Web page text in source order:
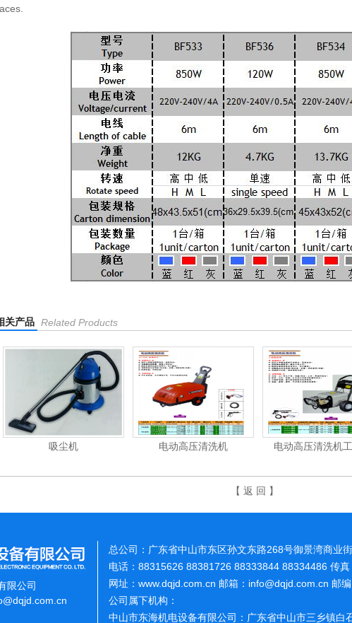
关产品 Related Products
吸尘机 电动高压清洗机 电动高压清洗机
【 返 回 】
限公司
总公司：广东省中山市东区孙文东路268号御景湾商
电话：88315626 88381726 88333844 88334486 传
网址：www.dqjd.com.cn 邮箱：info@dqjd.com.cn 邮
公司属下机构：
中山市东海机电设备有限公司：广东省中山市三乡镇白